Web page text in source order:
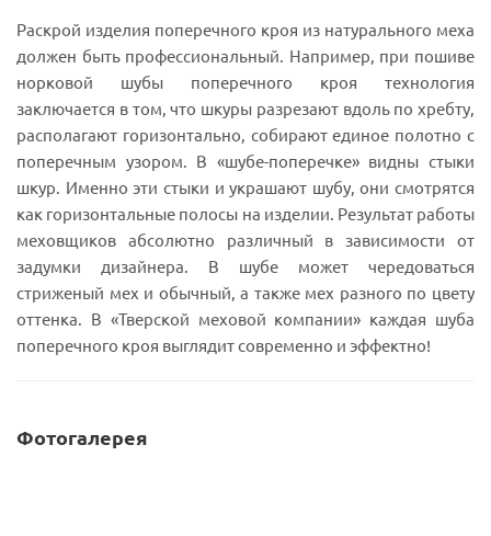
Раскрой изделия поперечного кроя из натурального меха
должен быть профессиональный. Например, при пошиве
норковой шубы поперечного кроя технология
заключается в том, что шкуры разрезают вдоль по хребту,
располагают горизонтально, собирают единое полотно с
поперечным узором. В «шубе-поперечке» видны стыки
шкур. Именно эти стыки и украшают шубу, они смотрятся
как горизонтальные полосы на изделии. Результат работы
меховщиков абсолютно различный в зависимости от
задумки дизайнера. В шубе может чередоваться
стриженый мех и обычный, а также мех разного по цвету
оттенка. В «Тверской меховой компании» каждая шуба
поперечного кроя выглядит современно и эффектно!
Фотогалерея